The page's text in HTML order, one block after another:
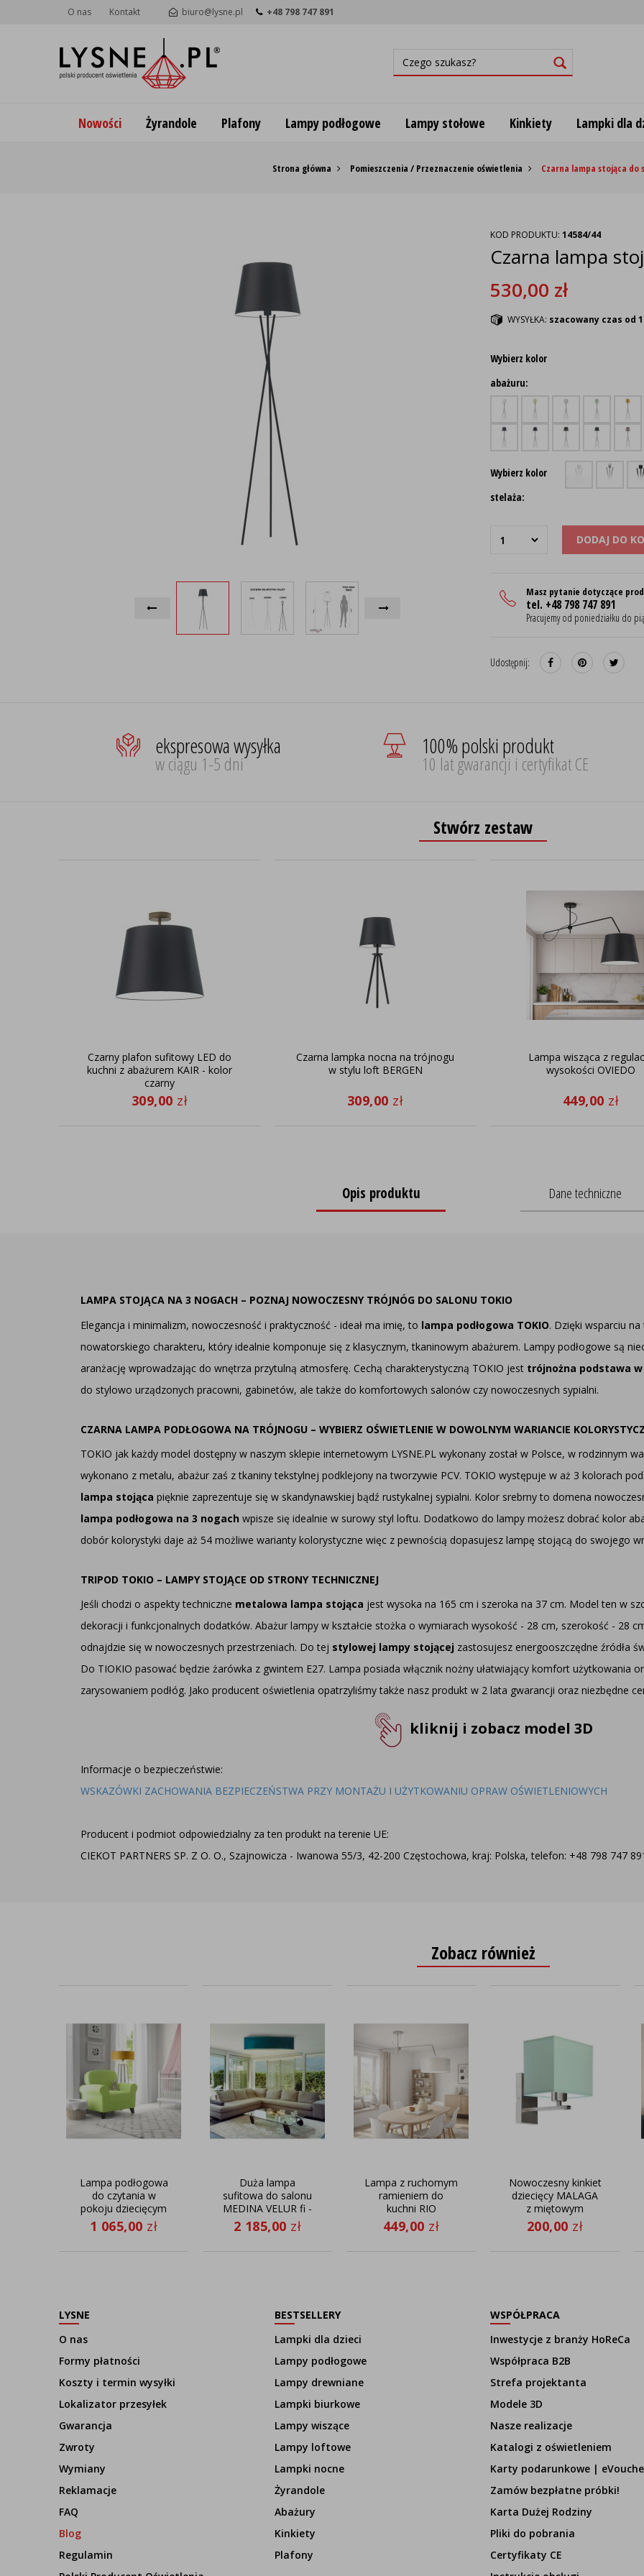
O nas Kontakt biuro@lysne.pl +48 798 747 891
Nowości Żyrandole Plafony Lampy podłogowe Lampy stołowe Kinkiety Lampki dla
Strona główna Pomieszczenia / Przeznaczenie oświetlenia Czarna lampa stojąca do
KOD PRODUKTU: 14584/44
Czarna lampa
530,00 zł
WYSYŁKA: szacowany czas od
Wybierz kolor
abażuru:
Wybierz kolor
stelaża:
DODAJ DO
Masz pytanie dotyczące
tel. +48 798 747 891
Pracujemy od poniedziałku do
Udostępnij:
ekspresowa wysyłka
w ciągu 1-5 dni
100% polski produkt
10 lat gwarancji i certyfikat CE
Stwórz zestaw
Czarny plafon sufitowy LED do
kuchni z abażurem KAIR - kolor
czarny
309,00 zł
Czarna lampka nocna na trójnogu
w stylu loft BERGEN
309,00 zł
Lampa wisząca z
wysokości OVIEDO
449,00 zł
Opis produktu Dane techniczne
LAMPA STOJĄCA NA 3 NOGACH – POZNAJ NOWOCZESNY TRÓJNÓG DO SALONU TOKIO
Elegancja i minimalizm, nowoczesność i praktyczność - ideał ma imię, to lampa podłogowa TOKIO. Dzięki wsparciu
nowatorskiego charakteru, który idealnie komponuje się z klasycznym, tkaninowym abażurem. Lampy podłogowe są
aranżację wprowadzając do wnętrza przytulną atmosferę. Cechą charakterystyczną TOKIO jest trójnożna podstawa
do stylowo urządzonych pracowni, gabinetów, ale także do komfortowych salonów czy nowoczesnych sypialni.
CZARNA LAMPA PODŁOGOWA NA TRÓJNOGU – WYBIERZ OŚWIETLENIE W DOWOLNYM WARIANCIE
TOKIO jak każdy model dostępny w naszym sklepie internetowym LYSNE.PL wykonany został w Polsce, w rodzinnym
wykonano z metalu, abażur zaś z tkaniny tekstylnej podklejony na tworzywie PCV. TOKIO występuje w aż 3 kolorach
lampa stojąca pięknie zaprezentuje się w skandynawskiej bądź rustykalnej sypialni. Kolor srebrny to domena
lampa podłogowa na 3 nogach wpisze się idealnie w surowy styl loftu. Dodatkowo do lampy możesz dobrać kolor
dobór kolorystyki daje aż 54 możliwe warianty kolorystyczne więc z pewnością dopasujesz lampę stojącą do swojego
TRIPOD TOKIO – LAMPY STOJĄCE OD STRONY TECHNICZNEJ
Jeśli chodzi o aspekty techniczne metalowa lampa stojąca jest wysoka na 165 cm i szeroka na 37 cm. Model ten w
dekoracji i funkcjonalnych dodatków. Abażur lampy w kształcie stożka o wymiarach wysokość - 28 cm, szerokość - 28
odnajdzie się w nowoczesnych przestrzeniach. Do tej stylowej lampy stojącej zastosujesz energooszczędne źródła
Do TIOKIO pasować będzie żarówka z gwintem E27. Lampa posiada włącznik nożny ułatwiający komfort użytkowania
zarysowaniem podłóg. Jako producent oświetlenia opatrzyliśmy także nasz produkt w 2 lata gwarancji oraz niezbędne
kliknij i zobacz model 3D
Informacje o bezpieczeństwie:
WSKAZÓWKI ZACHOWANIA BEZPIECZEŃSTWA PRZY MONTAŻU I UŻYTKOWANIU OPRAW OŚWIETLENIOWYCH
Producent i podmiot odpowiedzialny za ten produkt na terenie UE:
CIEKOT PARTNERS SP. Z O. O., Szajnowicza - Iwanowa 55/3, 42-200 Częstochowa, kraj: Polska, telefon: +48 798 747
Zobacz również
Lampa podłogowa
do czytania w
pokoju dziecięcym
MOSS
1 065,00 zł
Duża lampa
sufitowa do salonu
MEDINA VELUR fi -
100 cm
2 185,00 zł
Lampa z ruchomym
ramieniem do
kuchni RIO
nowoczesna lampa
sufitowa
449,00 zł
Nowoczesny kinkiet
dziecięcy MALAGA
z miętowym
abażurem w
kształcie
200,00 zł
LYSNE
O nas
Formy płatności
Koszty i termin wysyłki
Lokalizator przesyłek
Gwarancja
Zwroty
Wymiany
Reklamacje
FAQ
Blog
Regulamin
BESTSELLERY
Lampki dla dzieci
Lampy podłogowe
Lampy drewniane
Lampki biurkowe
Lampy wiszące
Lampy loftowe
Lampki nocne
Żyrandole
Abażury
Kinkiety
Plafony
WSPÓŁPRACA
Inwestycje z branży HoReCa
Współpraca B2B
Strefa projektanta
Modele 3D
Nasze realizacje
Katalogi z oświetleniem
Karty podarunkowe |
Zamów bezpłatne próbki!
Karta Dużej Rodziny
Pliki do pobrania
Certyfikaty CE